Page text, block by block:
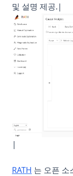
및 설명 제공.|
|
RATH (opens in
는 오픈 소